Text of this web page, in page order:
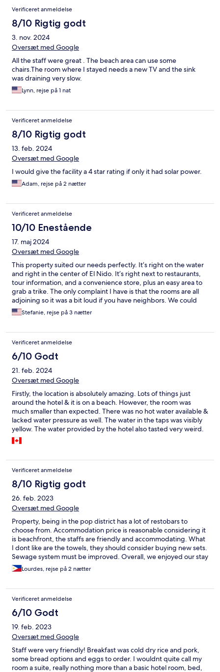
Verificeret anmeldelse
8/10 Rigtig godt
3. nov. 2024
Oversæt med Google
All the staff were great . The beach area can use some
chairs.The room where I stayed needs a new TV and the sink
was draining very slow.
Lynn, rejse på 1 nat
Verificeret anmeldelse
8/10 Rigtig godt
13. feb. 2024
Oversæt med Google
I would give the facility a 4 star rating if only it had solar power.
Adam, rejse på 2 nætter
Verificeret anmeldelse
10/10 Enestående
17. maj 2024
Oversæt med Google
This property suited our needs perfectly. It’s right on the water
and right in the center of El Nido. It’s right next to restaurants,
tour information, and a convenience store, plus an easy area to
grab a trike. The only complaint I have is that the rooms are all
adjoining so it was a bit loud if you have neighbors. We could
hear the rooms next door TV all night. Otherwise it had exactly
what we needed and the staff was SO nice and caring.
Stefanie, rejse på 3 nætter
Verificeret anmeldelse
6/10 Godt
21. feb. 2024
Oversæt med Google
Firstly, the location is absolutely amazing. Lots of things just
around the hotel & it is on a beach. However, the room was
much smaller than expected. There was no hot water available &
lacked water pressure as well. The water in the taps was visibly
yellow. The water provided by the hotel also tasted very weird.
Overall, it is an average hotel.
Verificeret anmeldelse
8/10 Rigtig godt
26. feb. 2023
Oversæt med Google
Property, being in the pop district has a lot of restobars to
choose from. Accommodation price is reasonable considering it
is beachfront, the staffs are friendly and accommodating. What
I dont like are the towels, they should consider buying new sets.
Sewage system must be improved. Overall, we enjoyed our stay
and thanks to Marjun for the upgrade of the room, sunset view
of the room is fantastic.
Lourdes, rejse på 2 nætter
Verificeret anmeldelse
6/10 Godt
19. feb. 2023
Oversæt med Google
Staff were very friendly! Breakfast was cold dry rice and pork,
some bread options and eggs to order. I wouldnt quite call my
room a suite, really nothing more than a basic hotel room, bed,